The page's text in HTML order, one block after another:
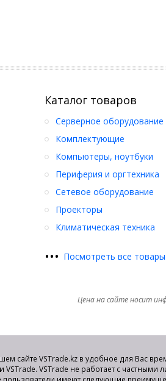
Каталог товаров
Серверное оборудование
Комплектующие
Компьютеры, ноутбуки
Периферия и оргтехника
Сетевое оборудование
Проекторы
Климатическая техника
••• Посмотреть все товары
Цена на сайте носит
сайте VSTrade.kz в удобное для Вас
VSTrade не работает с